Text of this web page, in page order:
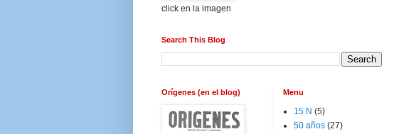
click en la imagen
Search This Blog
Orígenes (en el blog) Menu
15 N (5)
50 años (27)